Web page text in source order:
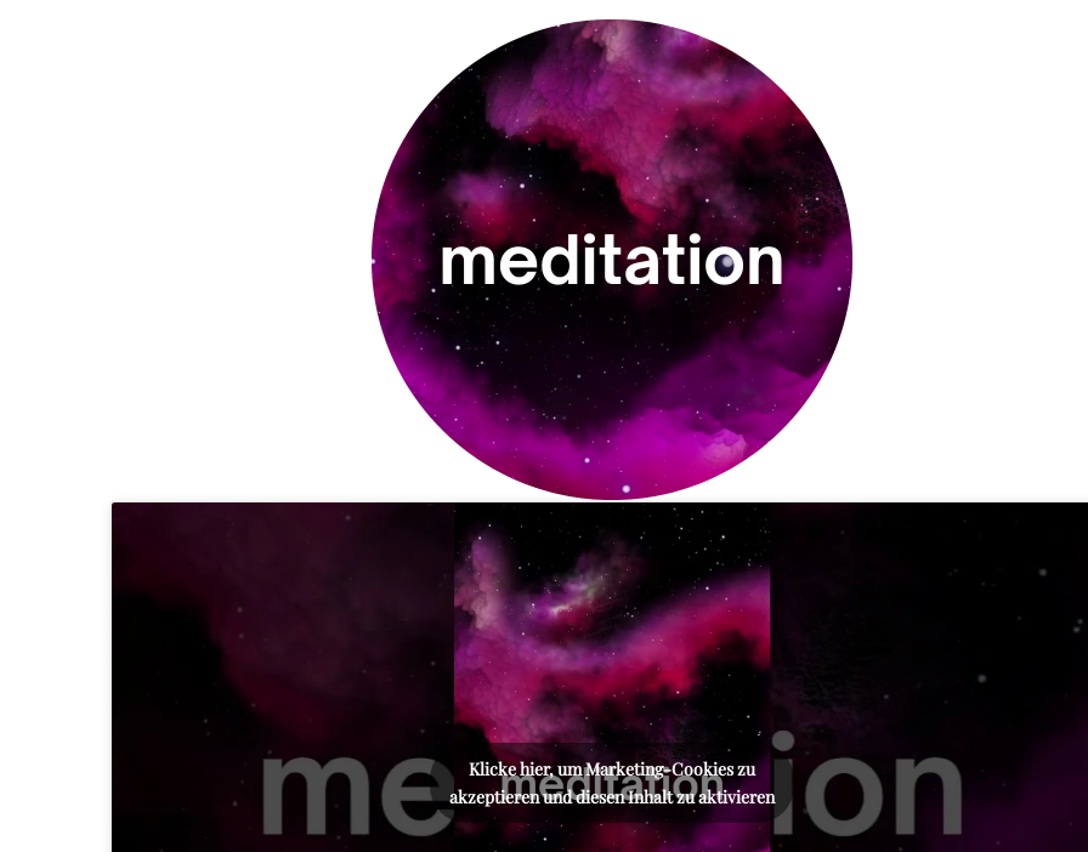
Klicke hier, um Marketing-Cookies zu
akzeptieren und diesen Inhalt zu aktivieren